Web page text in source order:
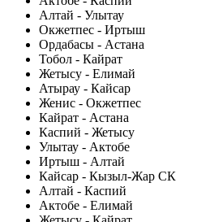
Алтай - Улытау
Окжетпес - Иртыш
Ордабасы - Астана
Тобол - Кайрат
Жетысу - Елимай
Атырау - Кайсар
Женис - Окжетпес
Кайрат - Астана
Каспий - Жетысу
Улытау - Актобе
Иртыш - Алтай
Кайсар - Кызыл-Жар СК
Алтай - Каспий
Актобе - Елимай